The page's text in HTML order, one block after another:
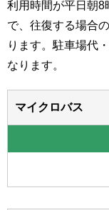
利用時間が平日朝8
で、往復する場合
ります。駐車場代
なります。
マイクロバス